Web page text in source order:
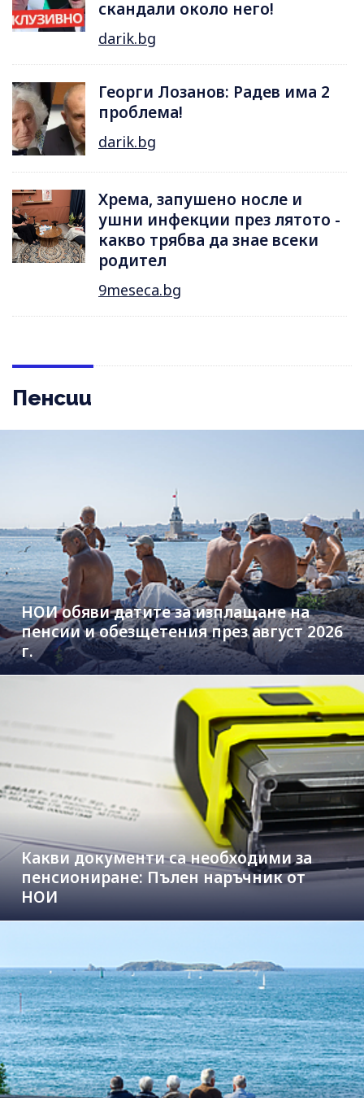
скандали около него!
darik.bg
Георги Лозанов: Радев има 2
проблема!
darik.bg
Хрема, запушено носле и
ушни инфекции през лятотo -
какво трябва да знае всеки
родител
9meseca.bg
Пенсии
НОИ обяви датите за изплащане на
пенсии и обезщетения през август 2026
г.
Какви документи са необходими за
пенсиониране: Пълен наръчник от
НОИ